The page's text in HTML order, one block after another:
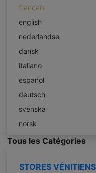
francais
english
nederlandse
dansk
italiano
español
deutsch
svenska
norsk
Tous les Catégories
STORES VÉNITIENS